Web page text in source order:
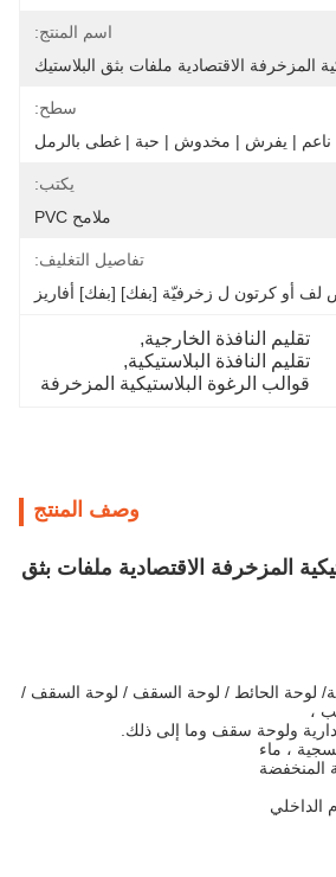
اسم المنتج:
المزخرفة الاقتصادية ملفات بثق البلاستيك
سطح:
ناعم | يفرش | مخدوش | حبة | غطى بالرمل
يكتب:
ملامح PVC
تفاصيل التغليف:
لف أو كرتون ل زخرفيّة [بفك] [بفك] أفاريز
تقليم النافذة الخارجية,
تقليم النافذة البلاستيكية,
قوالب الرغوة البلاستيكية المزخرفة
وصف المنتج
المزخرفة الاقتصادية ملفات بثق
/ لوحة الحائط / لوحة السقف / لوحة السقف /
ولوحة سقف وما إلى ذلك.